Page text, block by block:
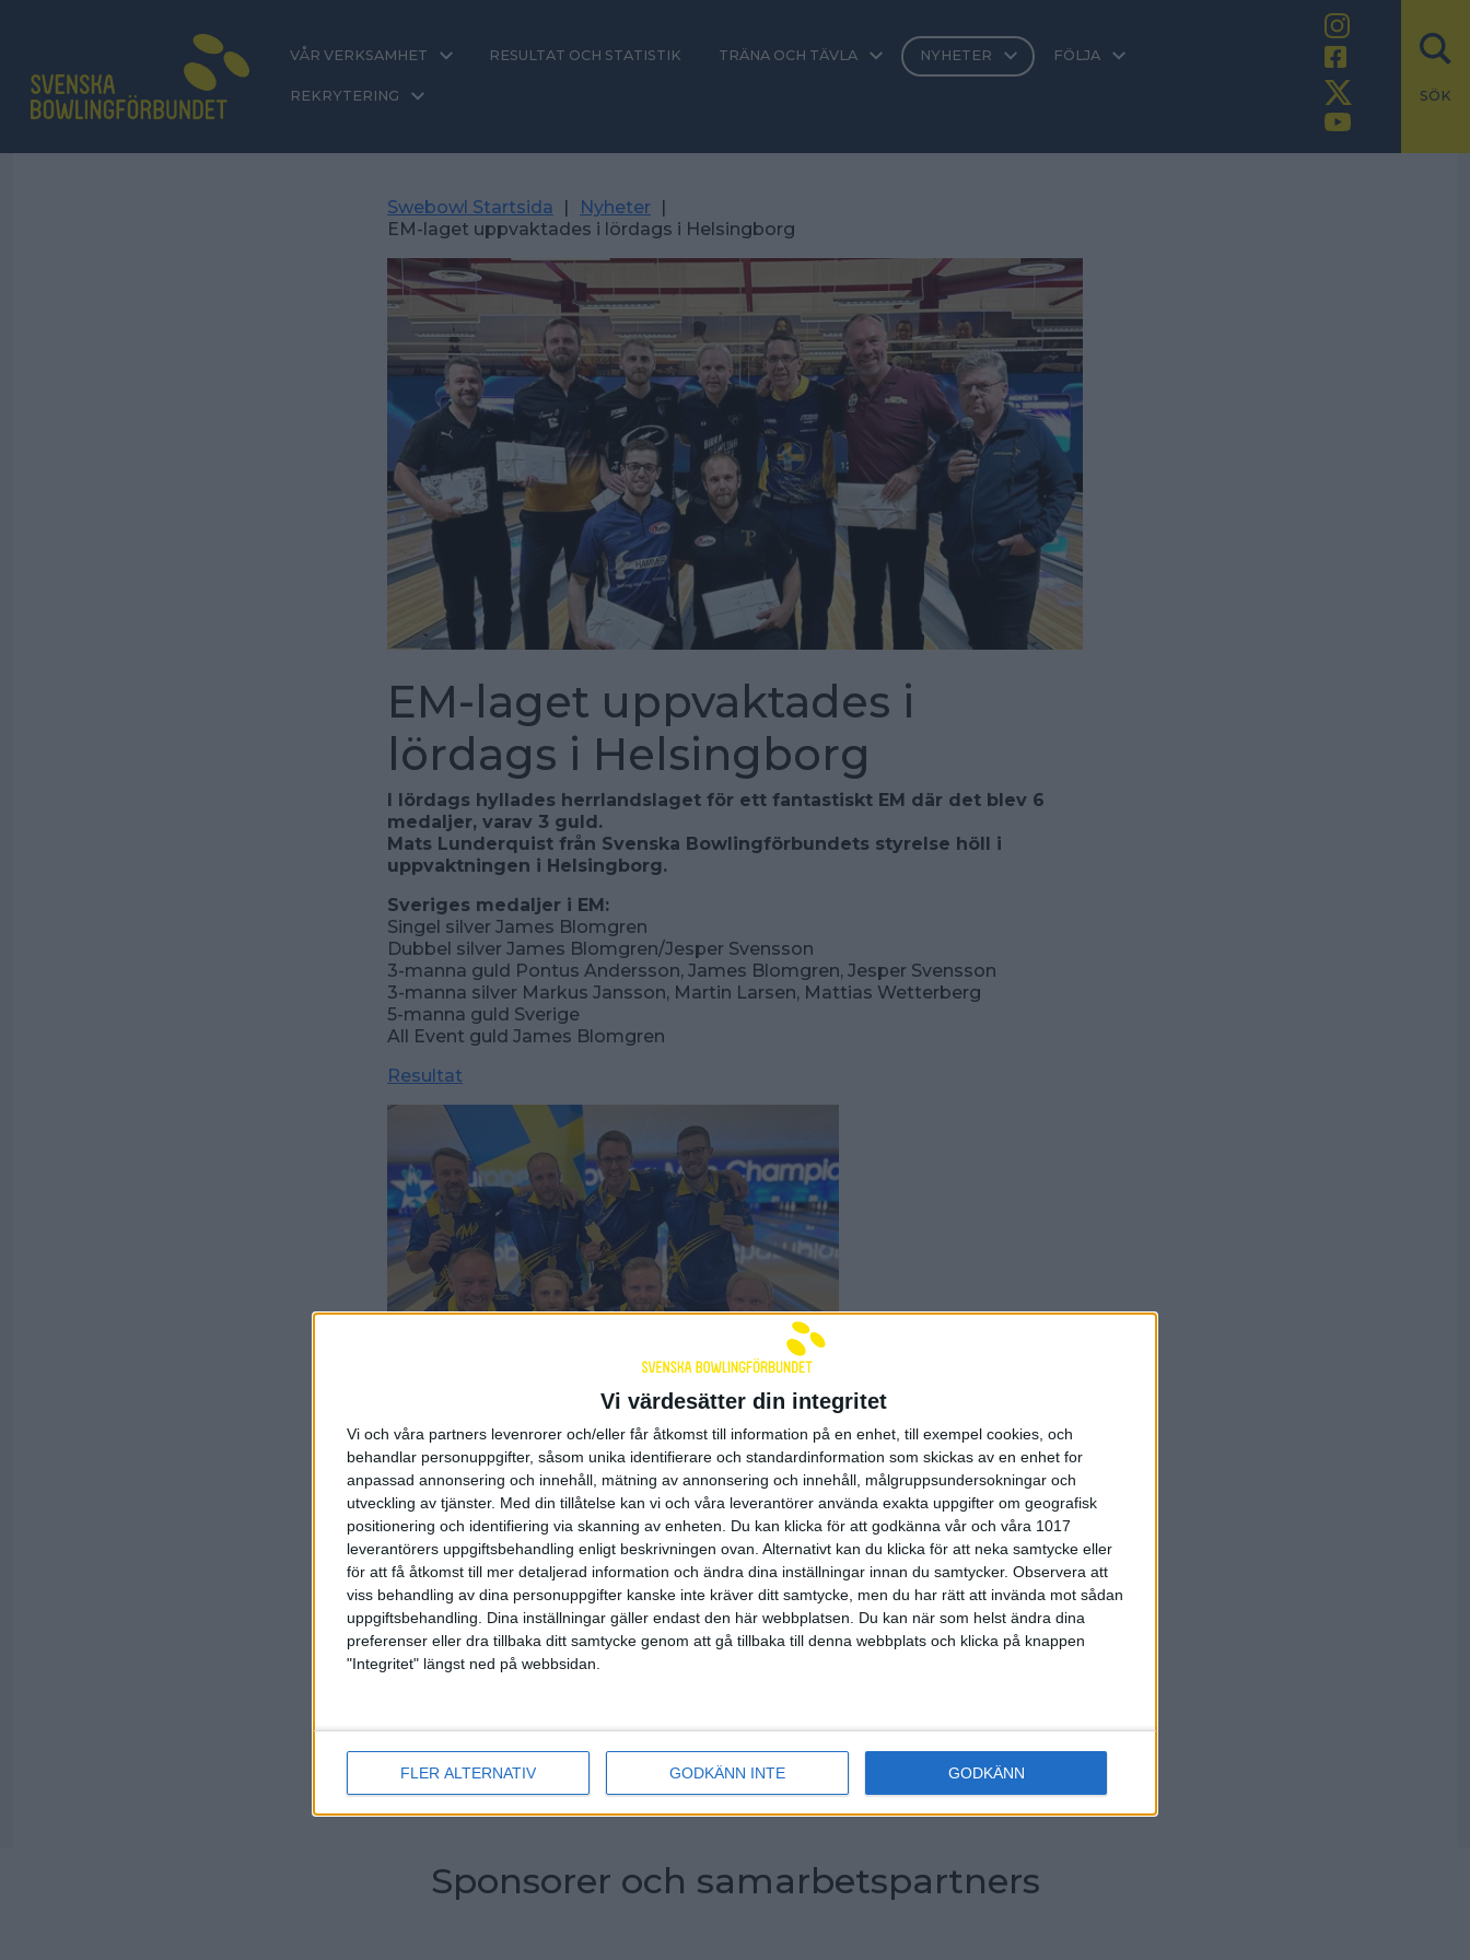
Vi värdesätter din integritet
Vi och våra partners levenrorer och/eller får åtkomst till information på en enhet, till exempel cookies, och
behandlar personuppgifter, såsom unika identifierare och standardinformation som skickas av en enhet for
anpassad annonsering och innehåll, mätning av annonsering och innehåll, målgruppsundersokningar och
utveckling av tjänster. Med din tillåtelse kan vi och våra leverantörer använda exakta uppgifter om geografisk
positionering och identifiering via skanning av enheten. Du kan klicka för att godkänna vår och våra 1017
leverantörers uppgiftsbehandling enligt beskrivningen ovan. Alternativt kan du klicka för att neka samtycke eller
för att få åtkomst till mer detaljerad information och ändra dina inställningar innan du samtycker. Observera att
viss behandling av dina personuppgifter kanske inte kräver ditt samtycke, men du har rätt att invända mot sådan
uppgiftsbehandling. Dina inställningar gäller endast den här webbplatsen. Du kan när som helst ändra dina
preferenser eller dra tillbaka ditt samtycke genom att gå tillbaka till denna webbplats och klicka på knappen
"Integritet" längst ned på webbsidan.
FLER ALTERNATIV GODKÄNN INTE GODKÄNN
VÅR VERKSAMHET RESULTAT OCH STATISTIK TRÄNA OCH TÄVLA NYHETER FÖLJA
SÖK
REKRYTERING
Swebowl Startsida | Nyheter |
EM-laget uppvaktades i lördags i Helsingborg
EM-laget uppvaktades i
lördags i Helsingborg
I lördags hyllades herrlandslaget för ett fantastiskt EM där det blev 6
medaljer, varav 3 guld.
Mats Lunderquist från Svenska Bowlingförbundets styrelse höll i
uppvaktningen i Helsingborg.
Sveriges medaljer i EM:
Singel silver James Blomgren
Dubbel silver James Blomgren/Jesper Svensson
3-manna guld Pontus Andersson, James Blomgren, Jesper Svensson
3-manna silver Markus Jansson, Martin Larsen, Mattias Wetterberg
5-manna guld Sverige
All Event guld James Blomgren
Resultat
Det svenska laget efter guldet i 5-manna.
Sveriges EM-lag
Pontus Andersson, Team Clan BK, Nässjö
James Blomgren, Team Alingsås BC
Markus Jansson, Team Pergamon BC, Partille
Martin Larsen, Team Pergamon BC, Partille
Jesper Svensson, Team Pergamon BC, Partille
Mattias Wetterberg, Matteus-Pojkarna BK, Stockholm
Linus Wirén 04 september 2023 19:04
Sponsorer och samarbetspartners